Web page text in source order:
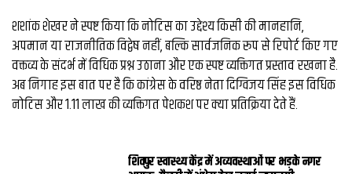
शशांक शेखर ने स्पष्ट किया कि नोटिस का उद्देश्य किसी की मानहानि,
अपमान या राजनीतिक विद्वेष नहीं, बल्कि सार्वजनिक रूप से रिपोर्ट किए गए
वक्तव्य के संदर्भ में विधिक प्रश्न उठाना और एक स्पष्ट व्यक्तिगत प्रस्ताव रखना है.
अब निगाह इस बात पर है कि कांग्रेस के वरिष्ठ नेता दिग्विजय सिंह इस विधिक
नोटिस और ₹1.11 लाख की व्यक्तिगत पेशकश पर क्या प्रतिक्रिया देते हैं.
शिवपुर स्वास्थ्य केंद्र में अव्यवस्थाओं पर भड़के नगर